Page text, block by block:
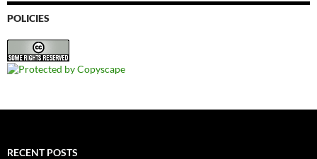
POLICIES
RECENT POSTS